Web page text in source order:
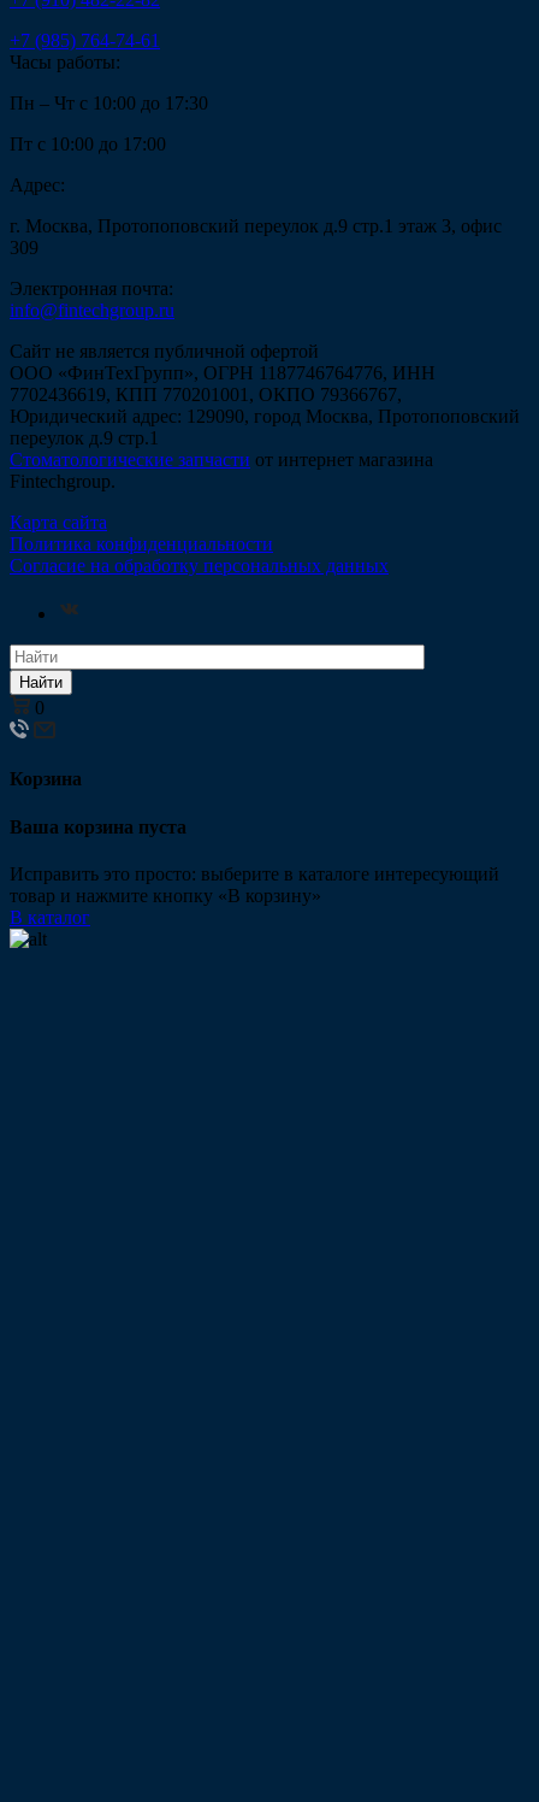
+7 (985) 764-74-61
Часы работы:
Пн – Чт с 10:00 до 17:30
Пт с 10:00 до 17:00
Адрес:
г. Москва, Протопоповский переулок д.9 стр.1 этаж 3, офис
309
Электронная почта:
info@fintechgroup.ru
Сайт не является публичной офертой
ООО «ФинТехГрупп», ОГРН 1187746764776, ИНН
7702436619, КПП 770201001, ОКПО 79366767,
Юридический адрес: 129090, город Москва, Протопоповский
переулок д.9 стр.1
Стоматологические запчасти от интернет магазина
Fintechgroup.
Карта сайта
Политика конфиденциальности
Согласие на обработку персональных данных
Найти
0
Корзина
Ваша корзина пуста
Исправить это просто: выберите в каталоге интересующий
товар и нажмите кнопку «В корзину»
В каталог